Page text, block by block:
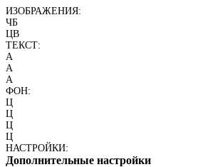
ИЗОБРАЖЕНИЯ:
ЧБ
ЦВ
ТЕКСТ:
A
A
A
ФОН:
Ц
Ц
Ц
Ц
НАСТРОЙКИ:
Дополнительные настройки